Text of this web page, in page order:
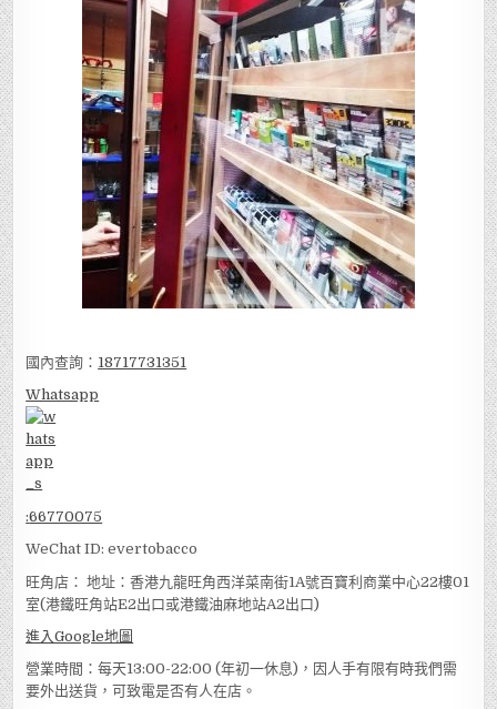
國內查詢： 18717731351
Whatsapp
:66770075
WeChat ID: evertobacco
旺角店： 地址：香港九龍旺角西洋菜南街1A號百寶利商業中心22樓01
室(港鐵旺角站E2出口或港鐵油麻地站A2出口)
進入Google地圖
營業時間：每天13:00-22:00 (年初一休息)，因人手有限有時我們需
要外出送貨，可致電是否有人在店。